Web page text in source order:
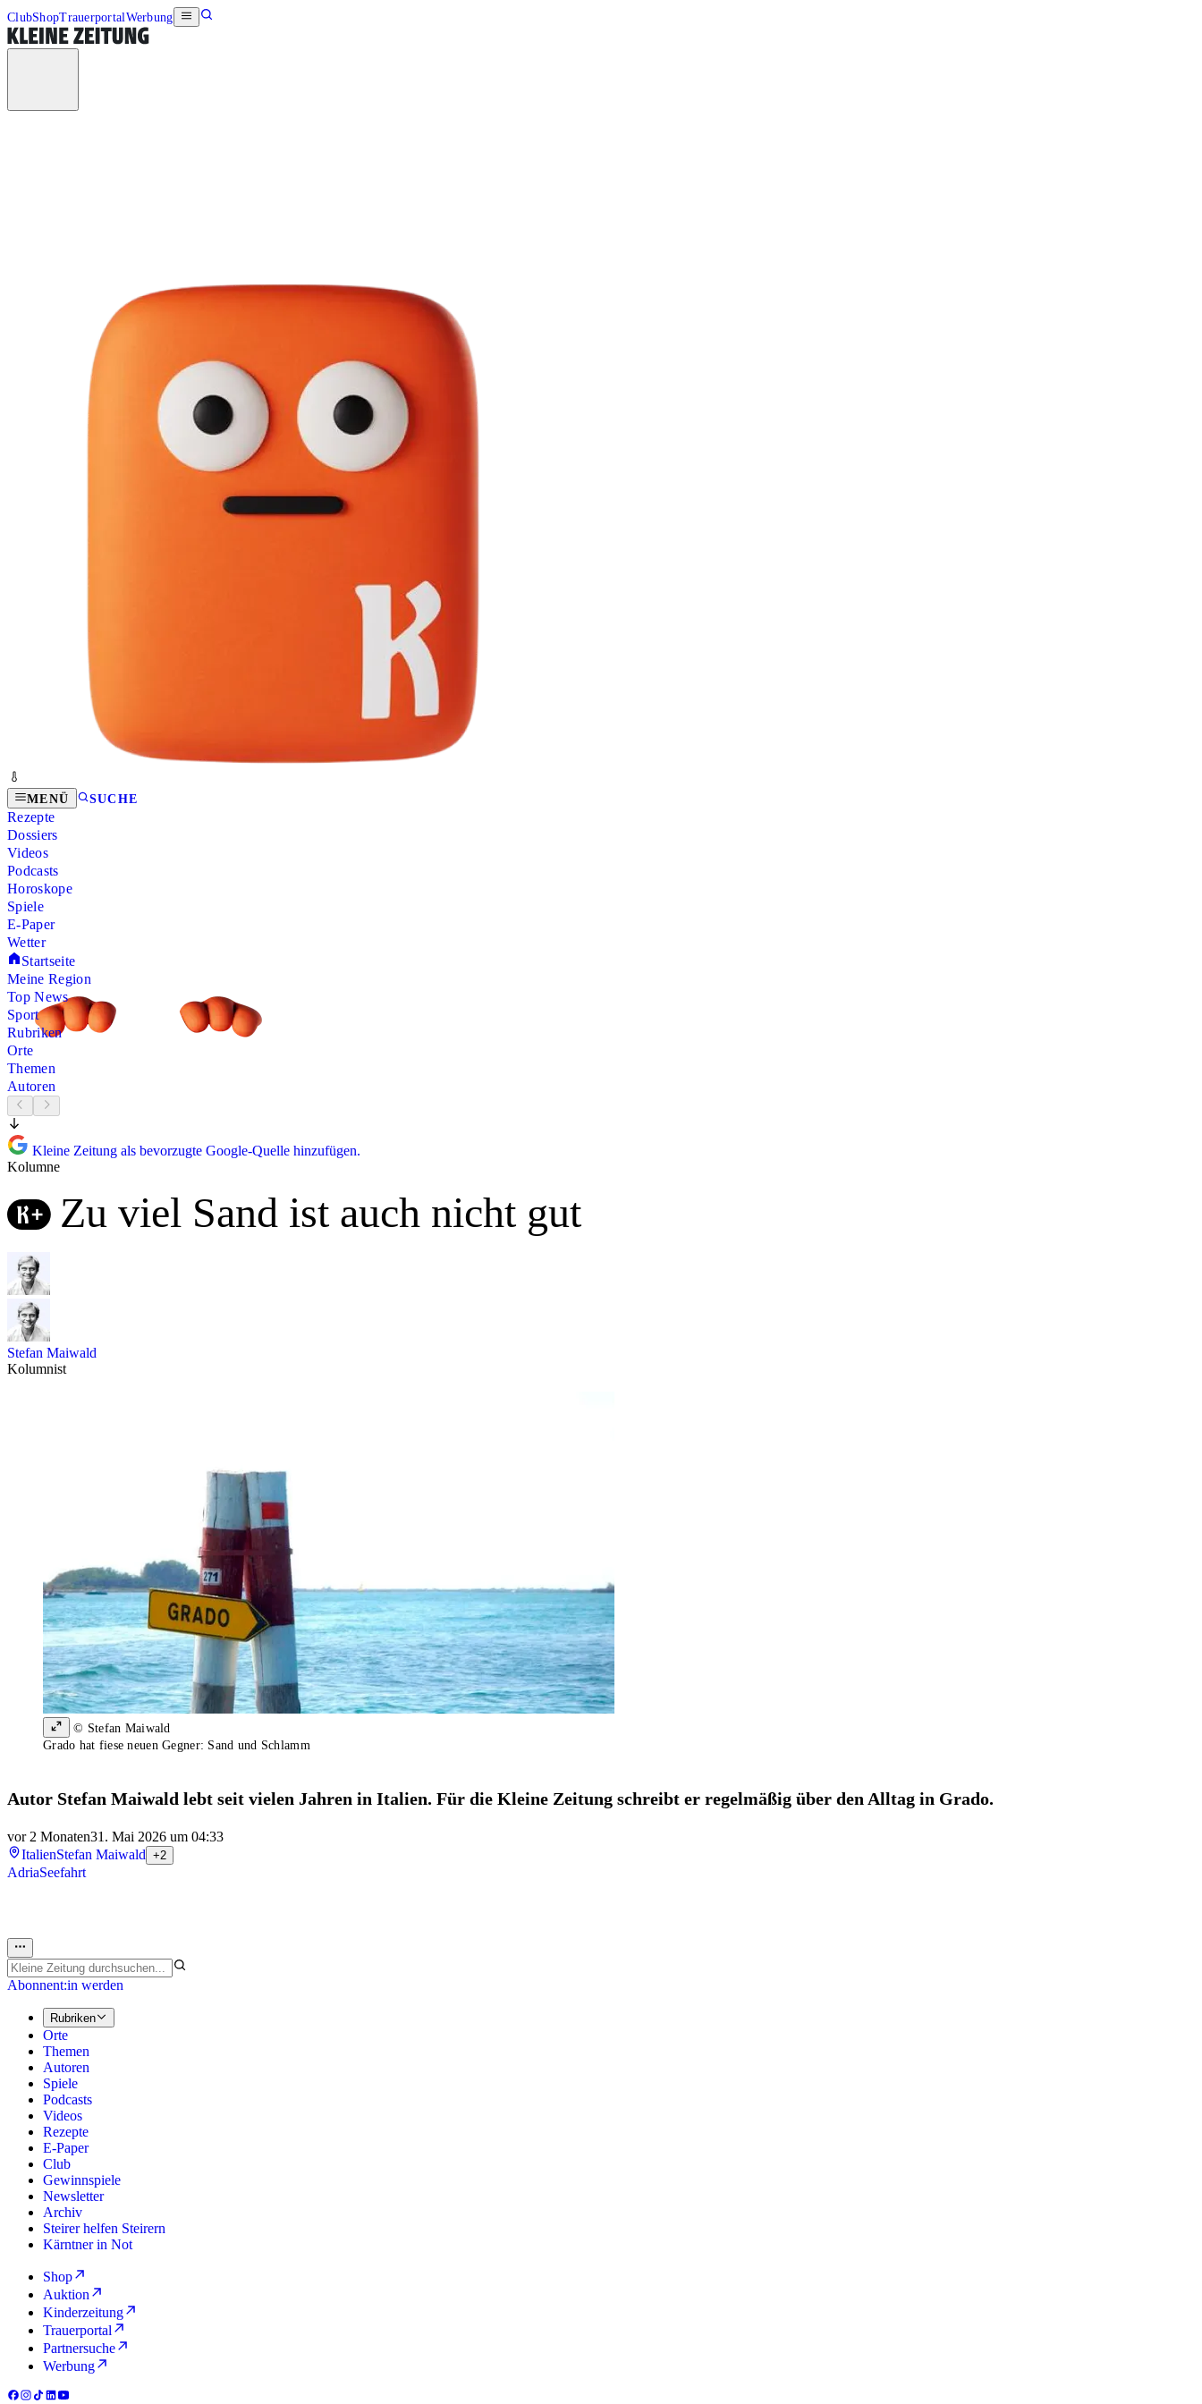
ClubShopTrauerportalWerbung
MENÜ SUCHE
Rezepte
Dossiers
Videos
Podcasts
Horoskope
Spiele
E-Paper
Wetter
Startseite
Meine Region
Top News
Sport
Rubriken
Orte
Themen
Autoren
Kleine Zeitung als bevorzugte Google-Quelle hinzufügen.
Kolumne
Zu viel Sand ist auch nicht gut
Stefan Maiwald
Kolumnist
© Stefan Maiwald
Grado hat fiese neuen Gegner: Sand und Schlamm
Autor Stefan Maiwald lebt seit vielen Jahren in Italien. Für die Kleine Zeitung schreibt er regelmäßig über den Alltag in Grado.
vor 2 Monaten31. Mai 2026 um 04:33
ItalienStefan Maiwald +2
AdriaSeefahrt
Abonnent:in werden
Rubriken
Orte
Themen
Autoren
Spiele
Podcasts
Videos
Rezepte
E-Paper
Club
Gewinnspiele
Newsletter
Archiv
Steirer helfen Steirern
Kärntner in Not
Shop
Auktion
Kinderzeitung
Trauerportal
Partnersuche
Werbung